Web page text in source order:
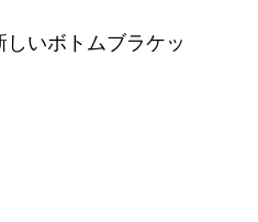
しいボトムブラケッ